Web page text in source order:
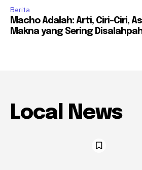
Berita
Macho Adalah: Arti, Ciri-Ciri,
Makna yang Sering
Local News